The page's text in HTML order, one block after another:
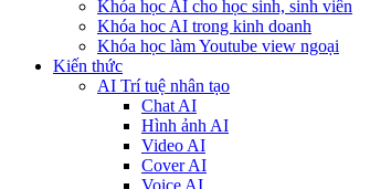
Khóa học AI cho học sinh, sinh viên
Khóa hoc AI trong kinh doanh
Khóa học làm Youtube view ngoại
Kiến thức
AI Trí tuệ nhân tạo
Chat AI
Hình ảnh AI
Video AI
Cover AI
Voice AI